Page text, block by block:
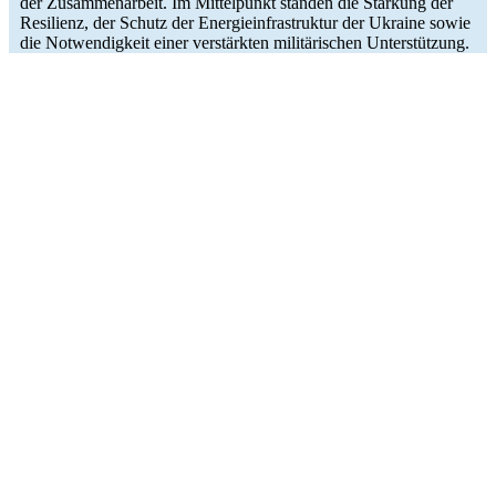
Resi­li­enz, der Schutz der Ener­gie­infra­struk­tur der Ukraine sowie
die Not­wen­dig­keit einer ver­stärk­ten mili­tä­ri­schen Unterstützung.